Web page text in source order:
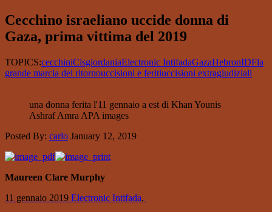
Cecchino israeliano uccide donna di
Gaza, prima vittima del 2019
TOPICS:cecchiniCisgiordaniaElectronic IntifadaGazaHebronIDFla
grande marcia del ritornouccisioni e feritiuccisioni extragiudiziali
una donna ferita l'11 gennaio a est di Khan Younis
Ashraf Amra APA images
Posted By: carlo January 12, 2019
Maureen Clare Murphy
11 gennaio 2019 Electronic Intifada,